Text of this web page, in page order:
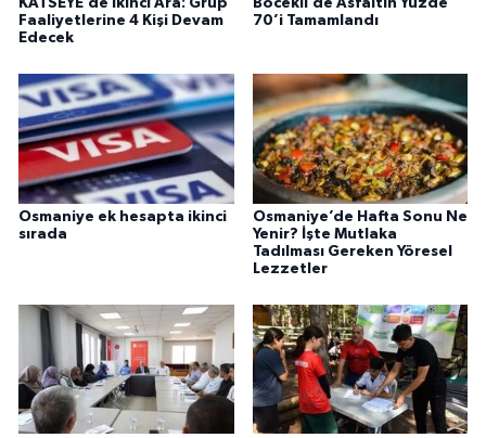
KATSEYE’de İkinci Ara: Grup
Faaliyetlerine 4 Kişi Devam
Edecek
Böcekli’de Asfaltın Yüzde
70’i Tamamlandı
Osmaniye ek hesapta ikinci
sırada
Osmaniye’de Hafta Sonu Ne
Yenir? İşte Mutlaka
Tadılması Gereken Yöresel
Lezzetler